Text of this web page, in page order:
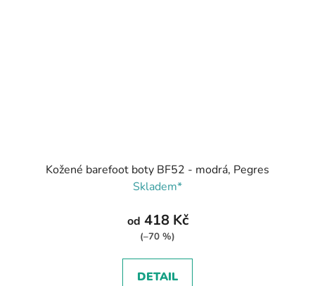
Kožené barefoot boty BF52 - modrá, Pegres
Skladem*
od 418 Kč
(–70 %)
DETAIL